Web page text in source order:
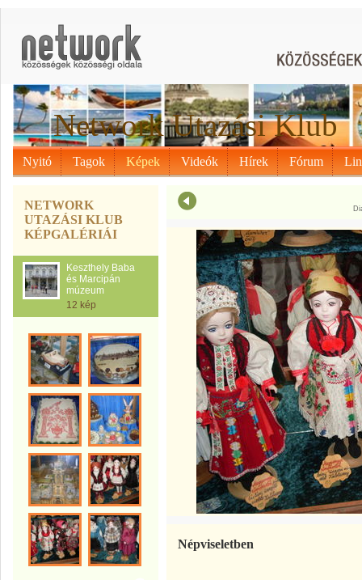
Network Utazási Klub
Nyitó Tagok Képek Videók Hírek Fórum
NETWORK
UTAZÁSI KLUB
KÉPGALÉRIÁI
Keszthely Baba
és Marcipán
múzeum
12 kép
Népviseletben